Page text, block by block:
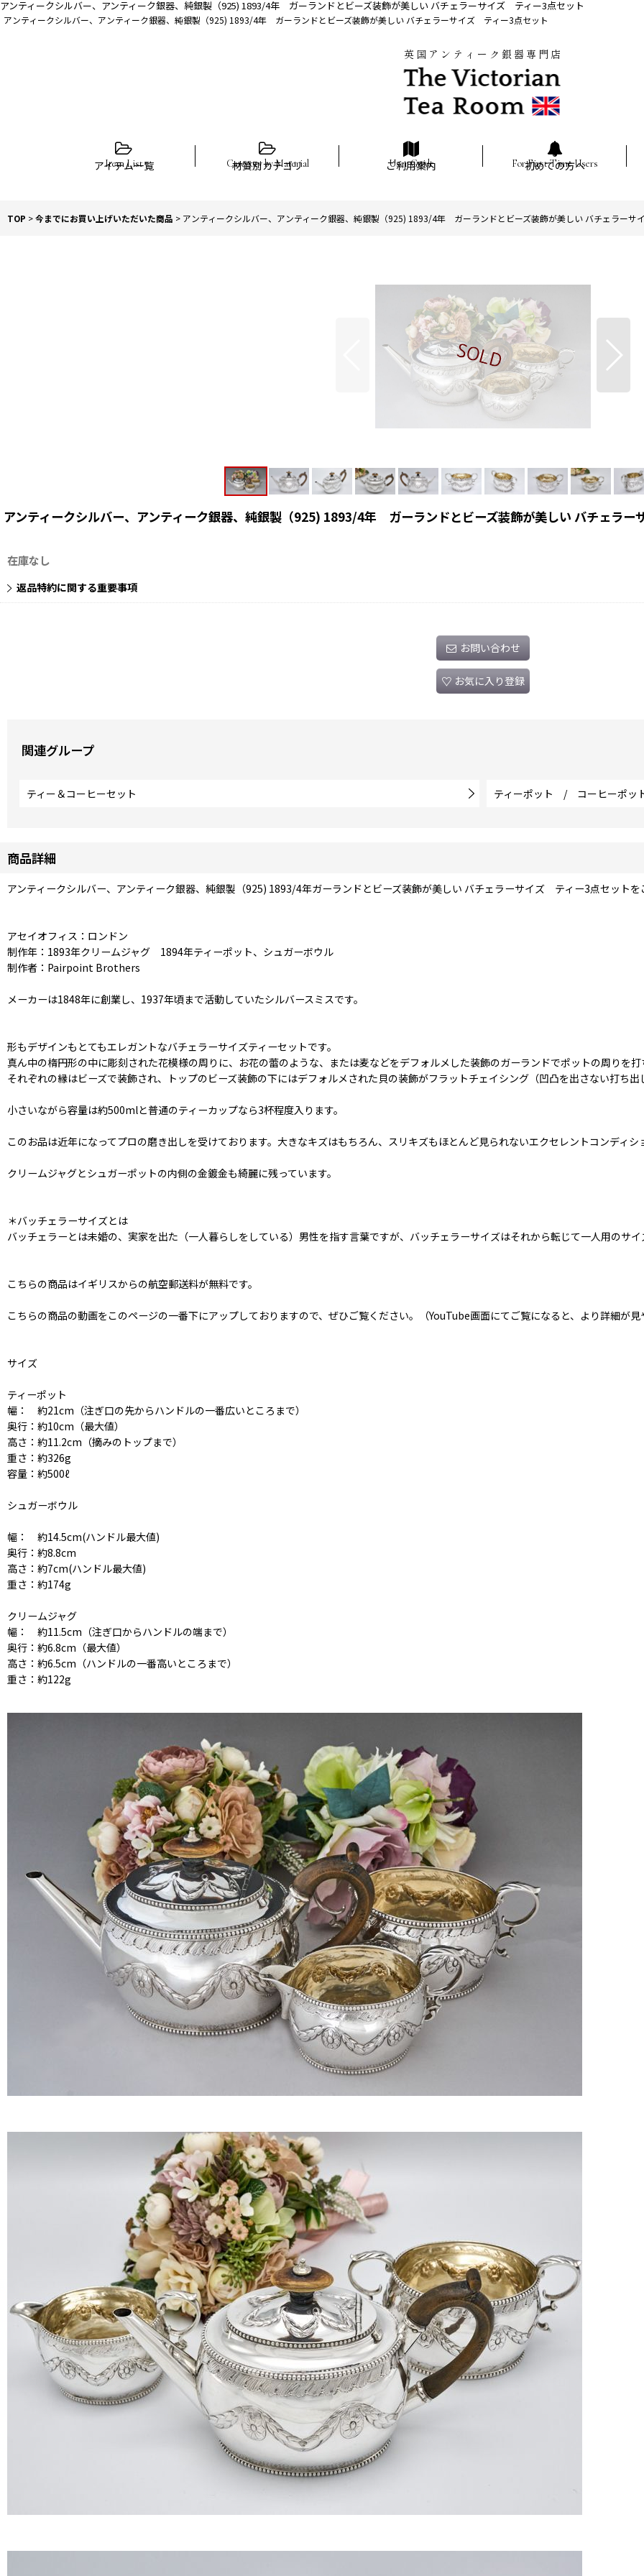
アンティークシルバー、アンティーク銀器、純銀製（925) 1893/4年 ガーランドとビーズ装飾が美しい バチェラーサイズ ティー3点セット
アンティークシルバー、アンティーク銀器、純銀製（925) 1893/4年 ガーランドとビーズ装飾が美しい バチェラーサイズ ティー3点セット
英国アンティーク銀器専門店
アイテム一覧 材質別カテゴリ ご利用案内 初めての方へ
TOP >今までにお買い上げいただいた商品 > アンティークシルバー、アンティーク銀器、純銀製（925) 1893/4年 ガーランドとビーズ装飾が美しい バチェラーサ
アンティークシルバー、アンティーク銀器、純銀製（925) 1893/4年 ガーランドとビーズ装飾が美しい バチェラ
在庫なし
返品特約に関する重要事項
お問い合わせ
お気に入り登録
関連グループ
ティー＆コーヒーセット ティーポット / コーヒーポッ
商品詳細
アンティークシルバー、アンティーク銀器、純銀製（925) 1893/4年ガーランドとビーズ装飾が美しい バチェラーサイズ ティー3点セットを
アセイオフィス：ロンドン
制作年：1893年クリームジャグ 1894年ティーポット、シュガーボウル
制作者：Pairpoint Brothers
メーカーは1848年に創業し、1937年頃まで活動していたシルバースミスです。
形もデザインもとてもエレガントなバチェラーサイズティーセットです。
真ん中の楕円形の中に彫刻された花模様の周りに、お花の蕾のような、または麦などをデフォルメした装飾のガーランドでポットの周りを打
それぞれの縁はビーズで装飾され、トップのビーズ装飾の下にはデフォルメされた貝の装飾がフラットチェイシング（凹凸を出さない打ち出
小さいながら容量は約500mlと普通のティーカップなら3杯程度入ります。
このお品は近年になってプロの磨き出しを受けております。大きなキズはもちろん、スリキズもほとんど見られないエクセレントコンディシ
クリームジャグとシュガーポットの内側の金鍍金も綺麗に残っています。
＊バッチェラーサイズとは
バッチェラーとは未婚の、実家を出た（一人暮らしをしている）男性を指す言葉ですが、バッチェラーサイズはそれから転じて一人用のサイ
こちらの商品はイギリスからの航空郵送料が無料です。
こちらの商品の動画をこのページの一番下にアップしておりますので、ぜひご覧ください。（YouTube画面にてご覧になると、より詳細が見
サイズ
ティーポット
幅： 約21cm（注ぎ口の先からハンドルの一番広いところまで）
奥行：約10cm（最大値）
高さ：約11.2cm（摘みのトップまで）
重さ：約326g
容量：約500ℓ
シュガーボウル
幅： 約14.5cm(ハンドル最大値)
奥行：約8.8cm
高さ：約7cm(ハンドル最大値)
重さ：約174g
クリームジャグ
幅： 約11.5cm（注ぎ口からハンドルの端まで）
奥行：約6.8cm（最大値）
高さ：約6.5cm（ハンドルの一番高いところまで）
重さ：約122g